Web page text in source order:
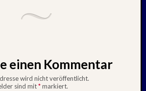
einen Kommentar
wird nicht veröffentlicht.
sind mit*markiert.